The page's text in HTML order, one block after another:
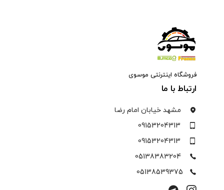
فروشگاه اینترنتی موسوی
ارتباط با ما
مشهد خیابان امام رضا
09153204313
09153204313
05138383204
05138539375